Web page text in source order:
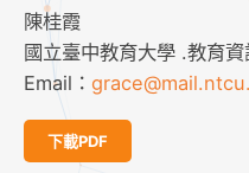
陳桂霞
國立臺中教育大學 .教育
Email：
下載PDF